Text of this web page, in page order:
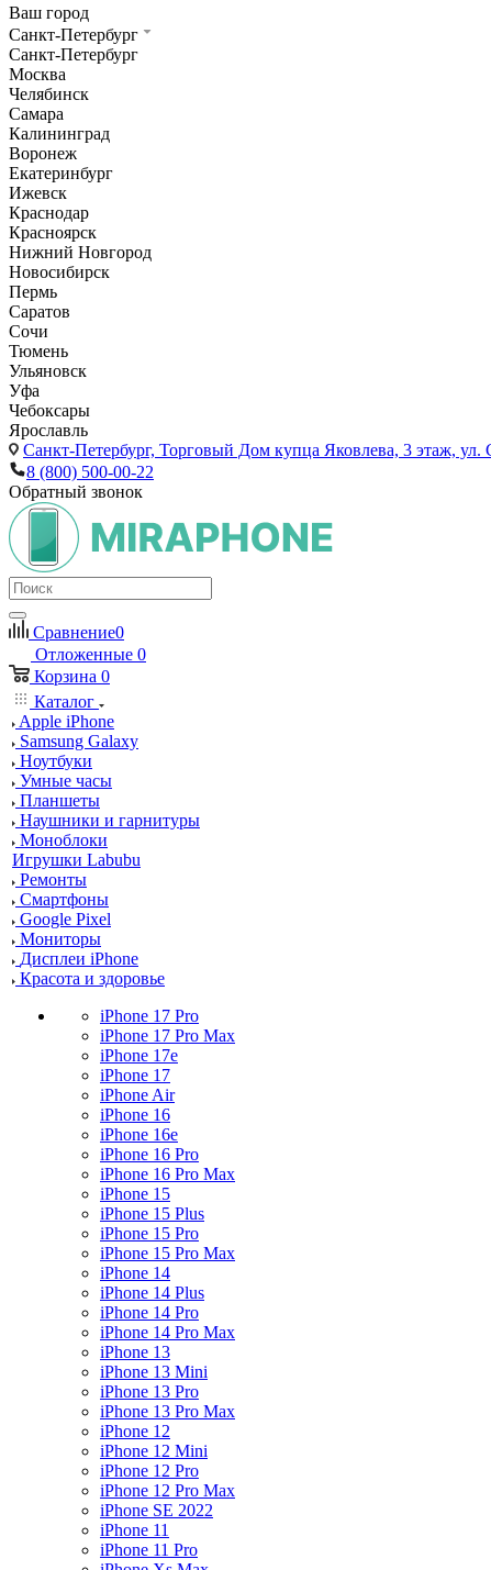
Ваш город
Санкт-Петербург
Санкт-Петербург
Москва
Челябинск
Самара
Калининград
Воронеж
Екатеринбург
Ижевск
Краснодар
Красноярск
Нижний Новгород
Новосибирск
Пермь
Саратов
Сочи
Тюмень
Ульяновск
Уфа
Чебоксары
Ярославль
Санкт-Петербург, Торговый Дом купца Яковлева, 3 этаж, ул.
8 (800) 500-00-22
Обратный звонок
Сравнение0
Отложенные 0
Корзина 0
Каталог
Apple iPhone
Samsung Galaxy
Ноутбуки
Умные часы
Планшеты
Наушники и гарнитуры
Моноблоки
Игрушки Labubu
Ремонты
Смартфоны
Google Pixel
Мониторы
Дисплеи iPhone
Красота и здоровье
iPhone 17 Pro
iPhone 17 Pro Max
iPhone 17e
iPhone 17
iPhone Air
iPhone 16
iPhone 16e
iPhone 16 Pro
iPhone 16 Pro Max
iPhone 15
iPhone 15 Plus
iPhone 15 Pro
iPhone 15 Pro Max
iPhone 14
iPhone 14 Plus
iPhone 14 Pro
iPhone 14 Pro Max
iPhone 13
iPhone 13 Mini
iPhone 13 Pro
iPhone 13 Pro Max
iPhone 12
iPhone 12 Mini
iPhone 12 Pro
iPhone 12 Pro Max
iPhone SE 2022
iPhone 11
iPhone 11 Pro